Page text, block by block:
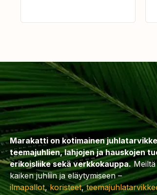
Marakatti on kotimainen
teemajuhlien, lahjojen ja hauskojen
erikoisliike sekä verkkokauppa.Meiltä
kaiken juhliin ja eläytymiseen –
ilmapallot,koristeet,